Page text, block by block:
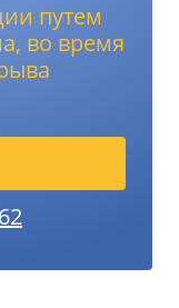
путем
во время